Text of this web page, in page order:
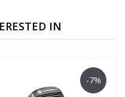
IN
-7%